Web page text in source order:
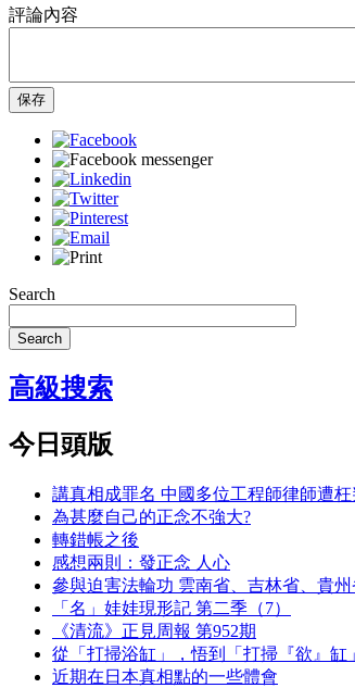
評論內容
保存
Search
Search
高級搜索
今日頭版
講真相成罪名 中國多位工程師律師遭枉
為甚麼自己的正念不強大?
轉錯帳之後
感想兩則：發正念 人心
參與迫害法輪功 雲南省、吉林省、貴
「名」娃娃現形記 第二季（7）
《清流》正見周報 第952期
從「打掃浴缸」，悟到「打掃『欲』缸」
近期在日本真相點的一些體會